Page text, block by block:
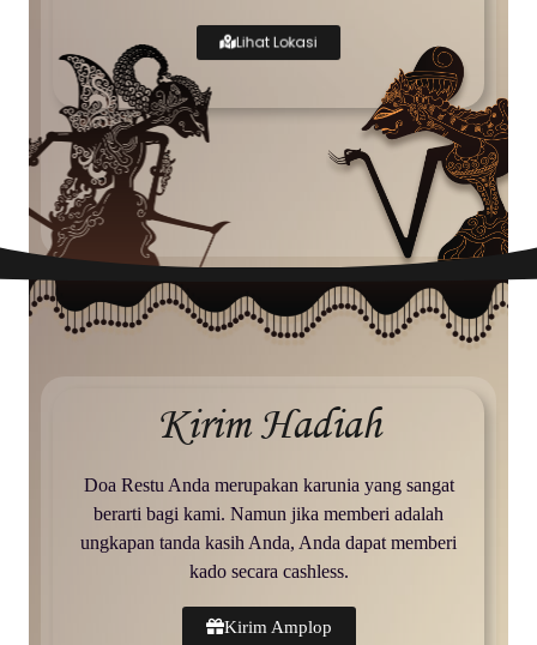
Lihat Lokasi
Kirim Hadiah
Doa Restu Anda merupakan karunia yang sangat
berarti bagi kami. Namun jika memberi adalah
ungkapan tanda kasih Anda, Anda dapat memberi
kado secara cashless.
Kirim Amplop